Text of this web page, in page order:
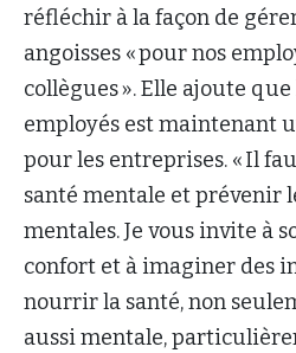
réfléchir à la façon de
angoisses « pour nos
collègues ». Elle ajoute
employés est maintenant
pour les entreprises. « Il
santé mentale et prévenir
mentales. Je vous invite à
confort et à imaginer des
nourrir la santé, non
aussi mentale,